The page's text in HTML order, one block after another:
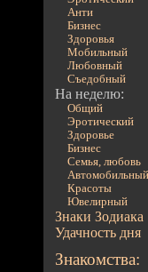
Анти
Бизнес
Здоровья
Мобильный
Любовный
Съедобный
На неделю:
Общий
Эротический
Здоровье
Бизнес
Семья, любовь
Автомобильный
Красоты
Ювелирный
Знаки Зодиака
Удачность дня
Знакомства: